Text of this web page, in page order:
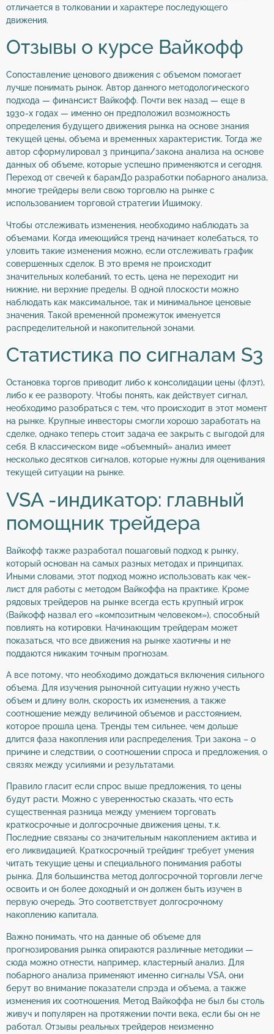
отличается в толковании и характере последующего
движения.
Отзывы о курсе Вайкофф
Сопоставление ценового движения с объемом помогает
лучше понимать рынок. Автор данного методологического
подхода — финансист Вайкофф. Почти век назад — еще в
1930-х годах — именно он предположил возможность
определения будущего движения рынка на основе знания
текущей цены, объема и временных характеристик. Тогда же
автор сформулировал 3 принципа/закона анализа на основе
данных об объеме, которые успешно применяются и сегодня.
Переход от свечей к барамДо разработки побарного анализа,
многие трейдеры вели свою торговлю на рынке с
использованием торговой стратегии Ишимоку.
Чтобы отслеживать изменения, необходимо наблюдать за
объемами. Когда имеющийся тренд начинает колебаться, то
уловить такие изменения можно, если отслеживать график
совершенных сделок. В это время не происходит
значительных колебаний, то есть, цена не переходит ни
нижние, ни верхние пределы. В одной плоскости можно
наблюдать как максимальное, так и минимальное ценовые
значения. Такой временной промежуток именуется
распределительной и накопительной зонами.
Статистика по сигналам S3
Остановка торгов приводит либо к консолидации цены (флэт),
либо к ее развороту. Чтобы понять, как действует сигнал,
необходимо разобраться с тем, что происходит в этот момент
на рынке. Крупные инвесторы смогли хорошо заработать на
сделке, однако теперь стоит задача ее закрыть с выгодой для
себя. В классическом виде «объемный» анализ имеет
несколько десятков сигналов, которые нужны для оценивания
текущей ситуации на рынке.
VSA -индикатор: главный
помощник трейдера
Вайкофф также разработал пошаговый подход к рынку,
который основан на самых разных методах и принципах.
Иными словами, этот подход можно использовать как чек-
лист для работы с методом Вайкоффа на практике. Кроме
рядовых трейдеров на рынке всегда есть крупный игрок
(Вайкофф назвал его «композитным человеком»), способный
повлиять на котировки. Начинающим трейдерам может
показаться, что все движения на рынке хаотичны и не
поддаются никаким точным прогнозам.
А все потому, что необходимо дождаться включения сильного
объема. Для изучения рыночной ситуации нужно учесть
объем и длину волн, скорость их изменения, а также
соотношение между величиной объемов и расстоянием,
которое прошла цена. Тренды тем сильнее, чем дольше
длится фаза накопления или распределения. Три закона – о
причине и следствии, о соотношении спроса и предложения, о
связях между усилиями и результатами.
Правило гласит если спрос выше предложения, то цены
будут расти. Можно с уверенностью сказать, что есть
существенная разница между умением торговать
краткосрочные и долгосрочные движения цены, т.к.
Последние связаны со значительным накоплением актива и
его ликвидацией. Краткосрочный трейдинг требует умения
читать текущие цены и специального понимания работы
рынка. Для большинства метод долгосрочной торговли легче
освоить и он более доходный и он должен быть изучен в
первую очередь. Это соответствует долгосрочному
накоплению капитала.
Важно понимать, что на данные об объеме для
прогнозирования рынка опираются различные методики —
сюда можно отнести, например, кластерный анализ. Для
побарного анализа применяют именно сигналы VSA, они
берут во внимание показатели спрэда и объема, а также
изменения их соотношения. Метод Вайкоффа не был бы столь
живуч и популярен на протяжении почти века, если бы он не
работал. Отзывы реальных трейдеров неизменно